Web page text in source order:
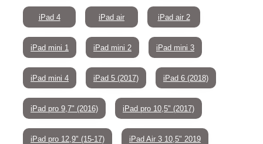
iPad 4 iPad air iPad air 2
iPad mini 1 iPad mini 2 iPad mini 3
iPad mini 4 iPad 5 (2017) iPad 6 (2018)
iPad pro 9,7" (2016) iPad pro 10,5" (2017)
iPad pro 12,9" (15-17) iPad Air 3 10,5" 2019